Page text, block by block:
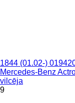
1844 (01.02-)
Mercedes-Benz
vilcēja
9